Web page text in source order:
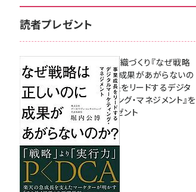
読者プレゼント
成果を生む組織づくり『なぜ戦略
は正しいのに成果があがらないの
か？ 事業成長をリードするデジタ
ルマーケティング・マネジメント』を
3名様にプレゼント
8月7日 10:00